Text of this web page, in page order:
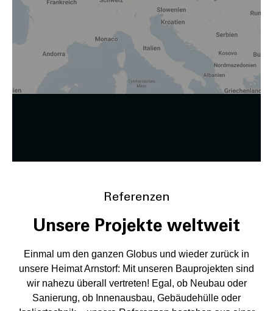
verarbeitet wird, z. B. die USA. Ihre Einwilligung ist stets
freiwillig, für die Nutzung unserer Website nicht erforderlich
und kann jederzeit auf unserer Seite abgelehnt oder
Zustimmung ändern
Referenzen
Unsere Projekte weltweit
Einmal um den ganzen Globus und wieder zurück in
unsere Heimat Arnstorf: Mit unseren Bauprojekten sind
wir nahezu überall vertreten! Egal, ob Neubau oder
Sanierung, ob Innenausbau, Gebäudehülle oder